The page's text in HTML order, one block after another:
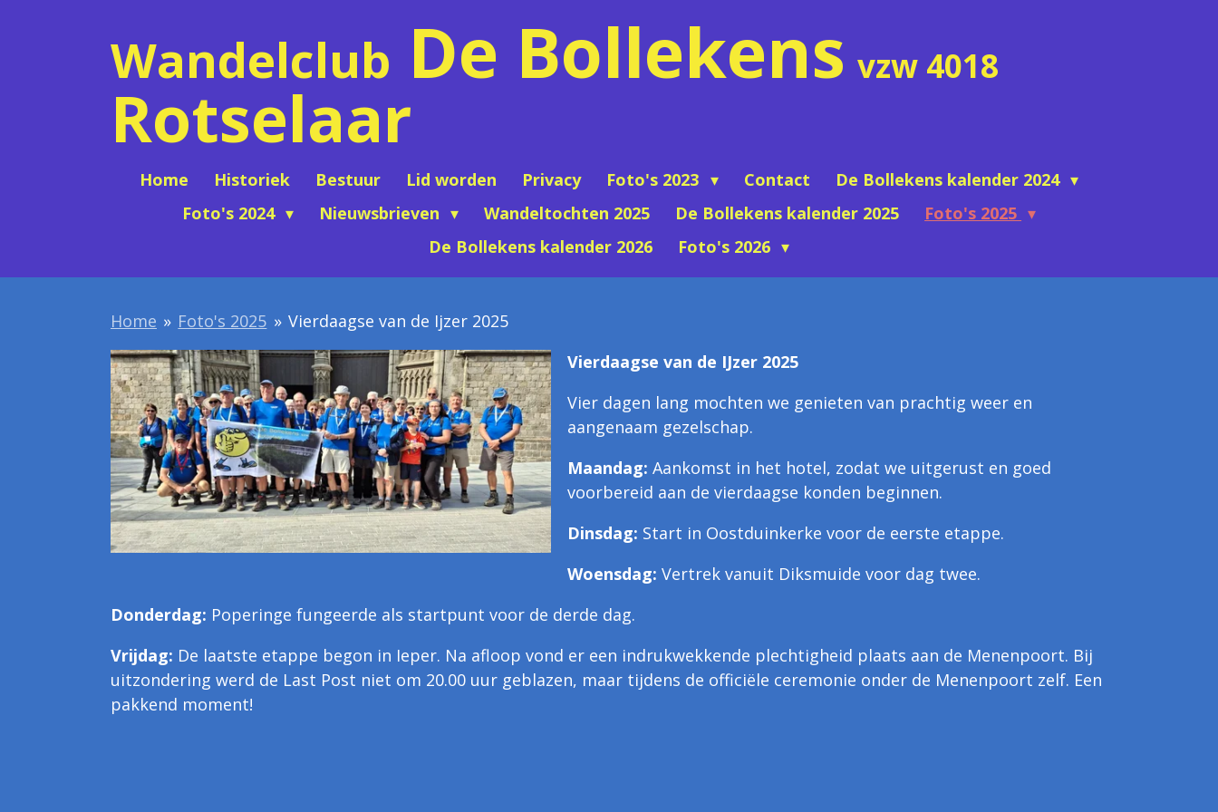
Wandelclub De Bollekens vzw 4018
Rotselaar
Home Historiek Bestuur Lid worden Privacy Foto's 2023 Contact
De Bollekens kalender 2024
Foto's 2024
Nieuwsbrieven Wandeltochten 2025 De Bollekens kalender 2025
Foto's 2025
De Bollekens kalender 2026
Foto's 2026
Home » Foto's 2025 » Vierdaagse van de Ijzer 2025
Vierdaagse van de IJzer 2025
Vier dagen lang mochten we genieten van prachtig weer en
aangenaam gezelschap.
Maandag: Aankomst in het hotel, zodat we uitgerust en goed
voorbereid aan de vierdaagse konden beginnen.
Dinsdag: Start in Oostduinkerke voor de eerste etappe.
Woensdag: Vertrek vanuit Diksmuide voor dag twee.
Donderdag: Poperinge fungeerde als startpunt voor de derde dag.
Vrijdag: De laatste etappe begon in Ieper. Na afloop vond er een indrukwekkende plechtigheid plaats aan de Menenpoort. Bij
uitzondering werd de Last Post niet om 20.00 uur geblazen, maar tijdens de officiële ceremonie onder de Menenpoort zelf. Een
pakkend moment!